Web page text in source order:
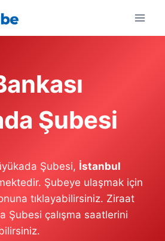
Şubesi
Şubesi, İstanbul
Şubeye ulaşmak için
tıklayabilirsiniz. Ziraat
Şubesi çalışma saatlerini